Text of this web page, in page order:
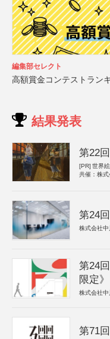
編集部セレクト
高額賞金コンテストラン
結果発表
第22
[PR] 世界
共催：株
第24
株式会社
第24
限定》
株式会社
第71